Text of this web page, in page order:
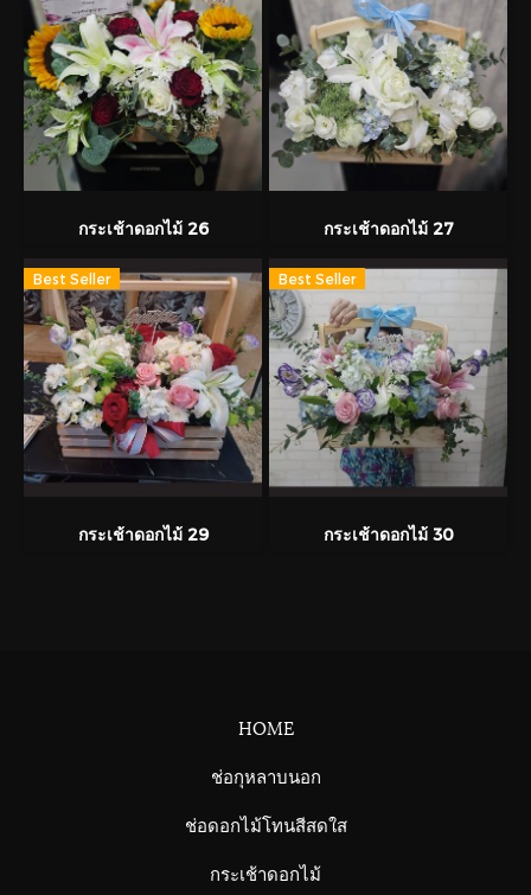
กระเช้าดอกไม้ 26 กระเช้าดอกไม้ 27
Best Seller
กระเช้าดอกไม้ 29
Best Seller
กระเช้าดอกไม้ 30
HOME
ช่อกุหลาบนอก
ช่อดอกไม้โทนสีสดใส
กระเช้าดอกไม้